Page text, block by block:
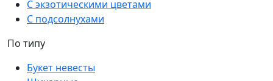
С экзотическими цветами
С подсолнухами
По типу
Букет невесты